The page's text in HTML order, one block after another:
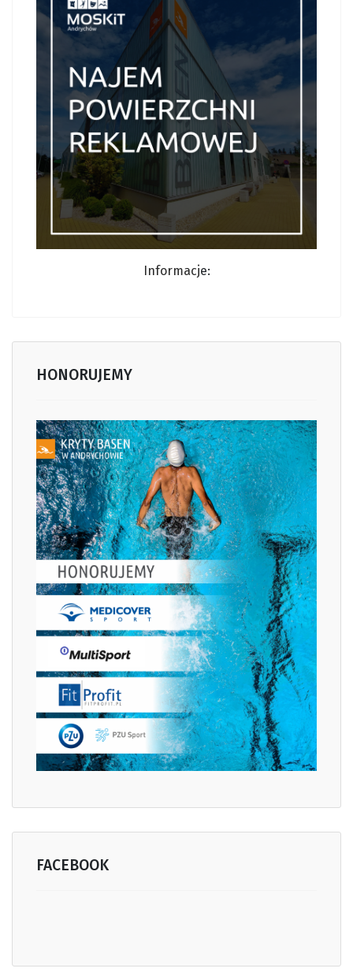
Informacje:
HONORUJEMY
FACEBOOK